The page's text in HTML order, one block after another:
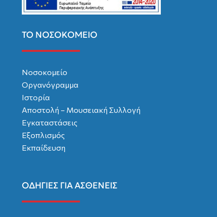
ΤΟ ΝΟΣΟΚΟΜΕΙΟ
Νοσοκομείο
Οργανόγραμμα
Ιστορία
Αποστολή – Μουσειακή Συλλογή
Εγκαταστάσεις
Εξοπλισμός
Εκπαίδευση
ΟΔΗΓΙΕΣ ΓΙΑ ΑΣΘΕΝΕΙΣ